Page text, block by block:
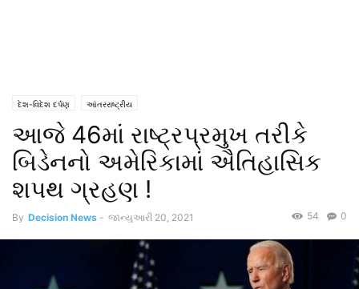
દેશ-વિદેશ દર્પણ આંતરરાષ્ટ્રીય
આજે 46માં રાષ્ટ્રપ્રમુખ તરીકે
બિડેનનો અમેરિકામાં ઐતિહાસિક
શપથ ગ્રહણ !
By Decision News - જાન્યુઆરી 20, 2021 0
54